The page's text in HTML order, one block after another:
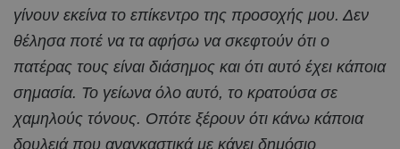
γίνουν εκείνα το επίκεντρο της προσοχής μου. Δεν
θέλησα ποτέ να τα αφήσω να σκεφτούν ότι ο
πατέρας τους είναι διάσημος και ότι αυτό έχει κάποια
σημασία. Το γείωνα όλο αυτό, το κρατούσα σε
χαμηλούς τόνους. Οπότε ξέρουν ότι κάνω κάποια
δουλειά που αναγκαστικά με κάνει δημόσιο